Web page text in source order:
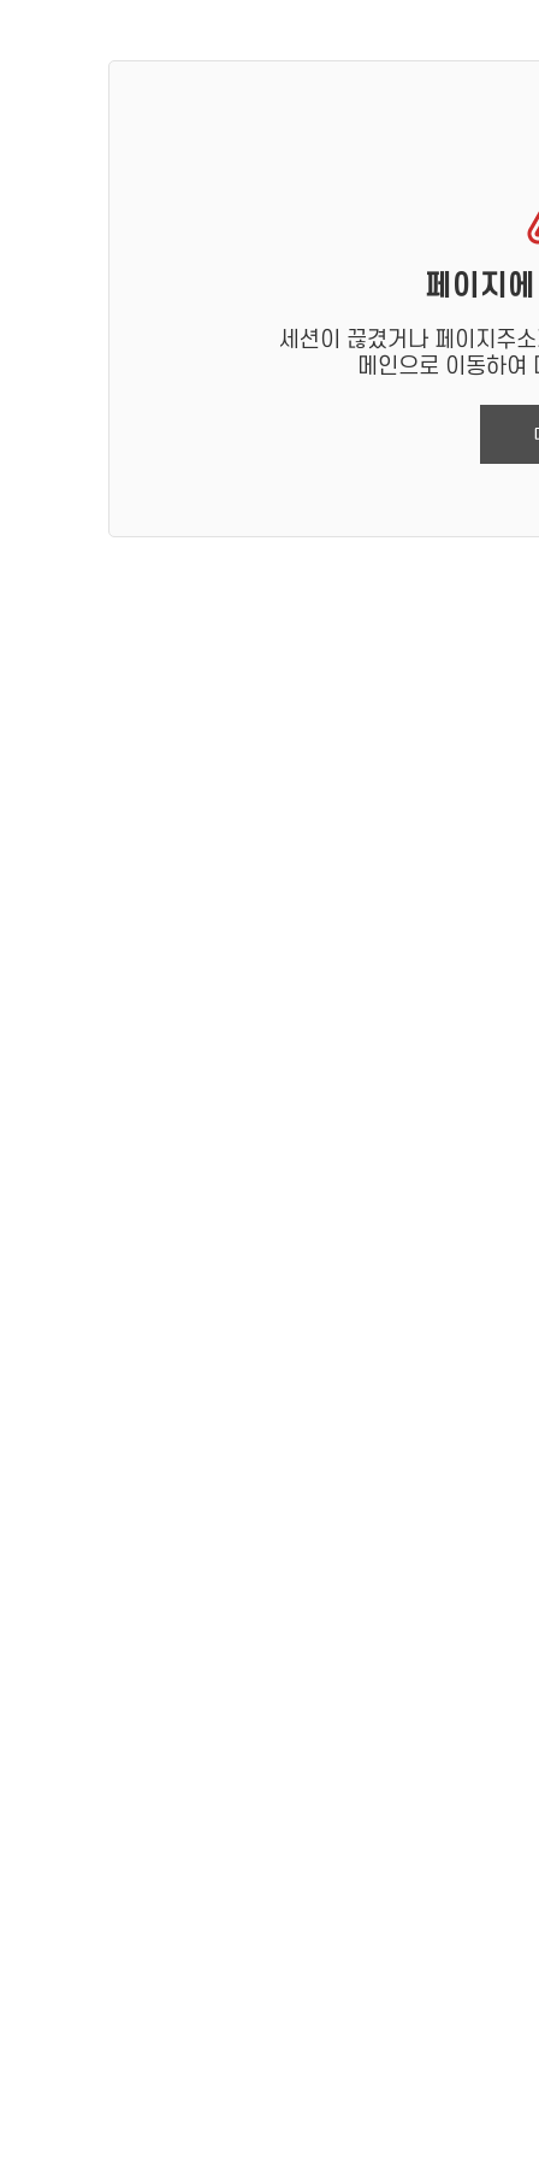
페이지
세션이 끊겼거나 페이지주
메인으로 이동하여